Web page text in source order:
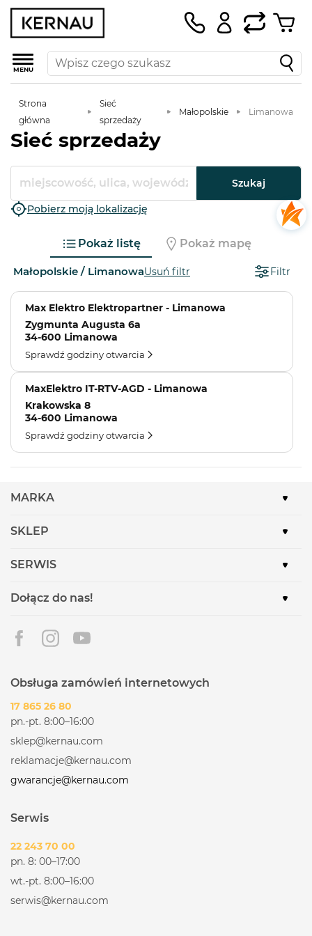
MENU
Strona
główna
Sieć
sprzedaży
Małopolskie Limanowa
Sieć sprzedaży
Szukaj
Pobierz moją lokalizację
Pokaż listę Pokaż mapę
Małopolskie / LimanowaUsuń filtr Filtr
Max Elektro Elektropartner - Limanowa
Zygmunta Augusta 6a
34-600 Limanowa
Sprawdź godziny otwarcia
MaxElektro IT-RTV-AGD - Limanowa
Krakowska 8
34-600 Limanowa
Sprawdź godziny otwarcia
MARKA
SKLEP
SERWIS
Dołącz do nas!
Obsługa zamówień internetowych
17 865 26 80
pn.-pt. 8:00–16:00
sklep@kernau.com
reklamacje@kernau.com
gwarancje@kernau.com
Serwis
22 243 70 00
pn. 8: 00–17:00
wt.-pt. 8:00–16:00
serwis@kernau.com